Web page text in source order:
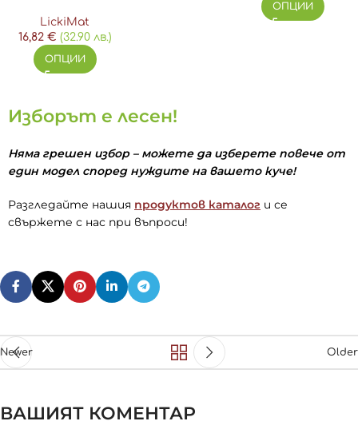
LickiMat
16,82 € (32.90 лв.)
ОПЦИИ
ОПЦИИ
Изборът е лесен!
Няма грешен избор – можете да изберете повече от
един модел според нуждите на вашето куче!
Разгледайте нашия продуктов каталог и се
свържете с нас при въпроси!
Newer Older
ВАШИЯТ КОМЕНТАР